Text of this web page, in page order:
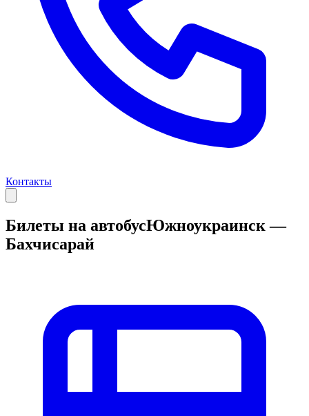
Контакты
Билеты на автобусЮжноукраинск —
Бахчисарай